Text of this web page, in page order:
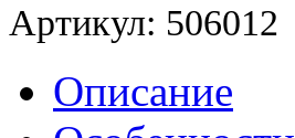
Артикул: 506012
Описание